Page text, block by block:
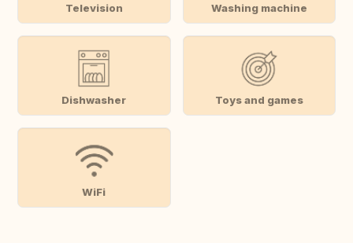
Television Washing machine
Dishwasher Toys and games
WiFi